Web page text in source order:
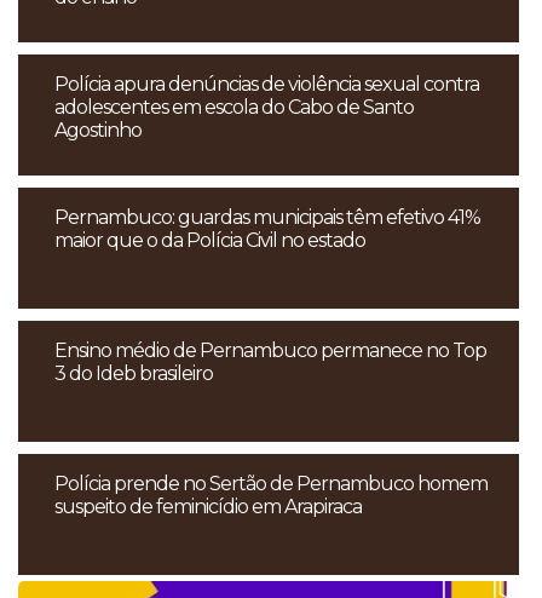
Polícia apura denúncias de violência sexual contra
adolescentes em escola do Cabo de Santo
Agostinho
Pernambuco: guardas municipais têm efetivo 41%
maior que o da Polícia Civil no estado
Ensino médio de Pernambuco permanece no Top
3 do Ideb brasileiro
Polícia prende no Sertão de Pernambuco homem
suspeito de feminicídio em Arapiraca